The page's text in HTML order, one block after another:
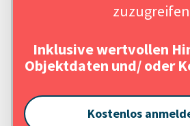
Inklusive wertvollen
Objektdaten und/ oder
Kostenlos